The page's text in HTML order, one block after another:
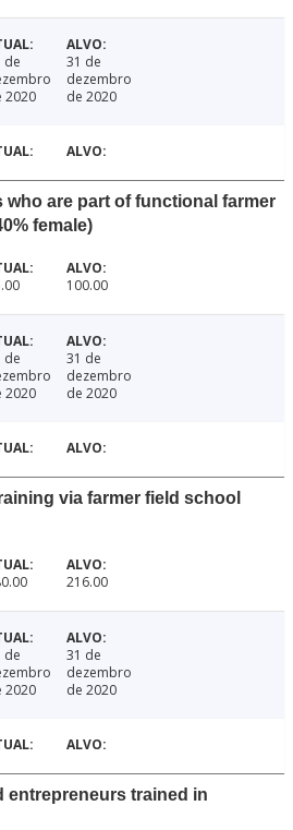
de
2020
31 de
dezembro
de 2020
who are part of functional farmer
female)
100.00
de
2020
31 de
dezembro
de 2020
via farmer field school
216.00
de
2020
31 de
dezembro
de 2020
entrepreneurs trained in